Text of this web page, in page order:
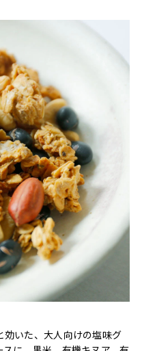
いた、大人向けの塩味グ